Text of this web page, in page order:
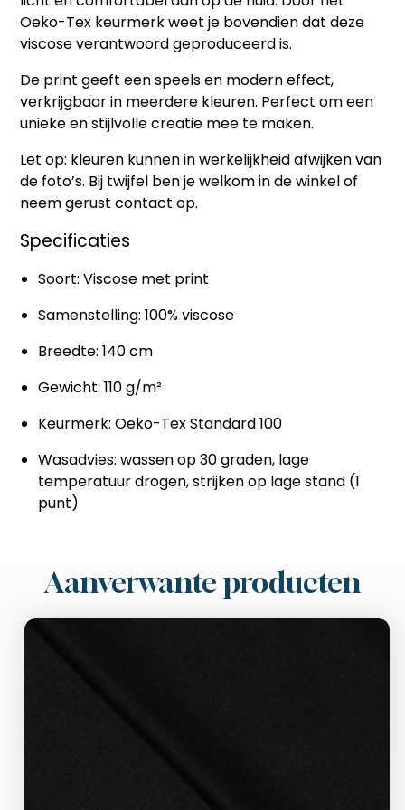
Oeko-Tex keurmerk weet je bovendien dat deze
viscose verantwoord geproduceerd is.
De print geeft een speels en modern effect,
verkrijgbaar in meerdere kleuren. Perfect om een
unieke en stijlvolle creatie mee te maken.
Let op: kleuren kunnen in werkelijkheid afwijken van
de foto’s. Bij twijfel ben je welkom in de winkel of
neem gerust contact op.
Specificaties
Soort: Viscose met print
Samenstelling: 100% viscose
Breedte: 140 cm
Gewicht: 110 g/m²
Keurmerk: Oeko-Tex Standard 100
Wasadvies: wassen op 30 graden, lage
temperatuur drogen, strijken op lage stand (1
punt)
Aanverwante producten